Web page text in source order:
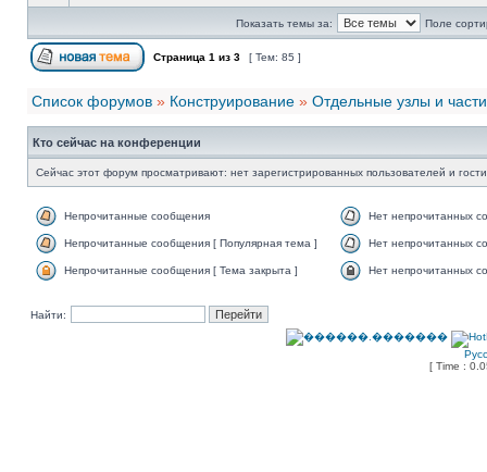
Показать темы за: Поле
Страница 1 из 3 [ Тем: 85 ]
Список форумов » Конструирование » Отдельные узлы и
Кто сейчас на конференции
Сейчас этот форум просматривают: нет зарегистрированных пользователей и
Непрочитанные сообщения Нет непрочитанных
Непрочитанные сообщения [ Популярная тема ] Нет непрочитанных
Непрочитанные сообщения [ Тема закрыта ] Нет непрочитанных
Найти:
[ Time :